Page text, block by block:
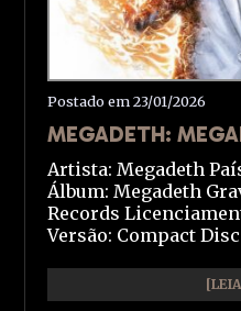
Postado em 23/01/2026
MEGADETH:
Artista: Megadeth
Álbum: Megadeth
Records
Versão: Compact Disc